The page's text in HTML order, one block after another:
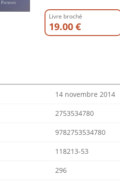
Livre broché
19.00 €
14 novembre 2014
2753534780
9782753534780
118213-53
296